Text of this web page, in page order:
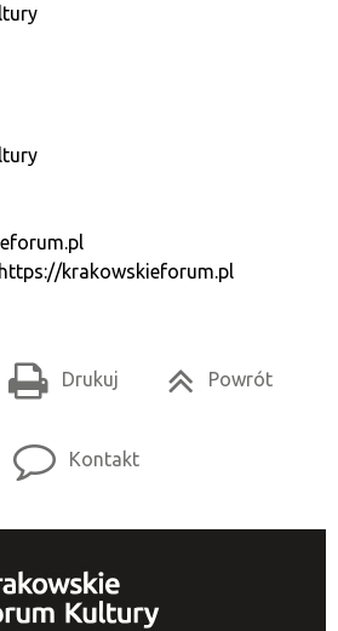
https://krakowskieforum.pl
Drukuj Powrót
Kontakt